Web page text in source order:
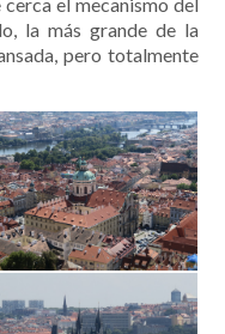
la más grande de la
pero totalmente